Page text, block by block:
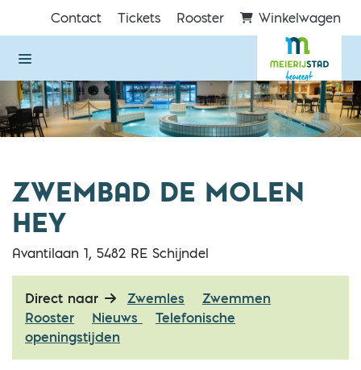
Direct naar de inhoud van de pagina
Contact Tickets Rooster Winkelwagen
ZWEMBAD DE MOLEN
HEY
Avantilaan 1, 5482 RE Schijndel
Direct naar Zwemles
Zwemmen
Rooster
Nieuws
Telefonische
openingstijden